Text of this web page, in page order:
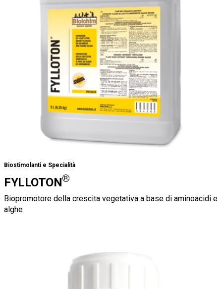
Biostimolanti e Specialità
FYLLOTON®
Biopromotore della crescita vegetativa a base di aminoacidi e
alghe